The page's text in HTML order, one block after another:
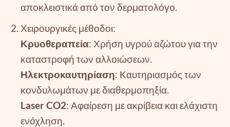
αποκλειστικά από τον δερματολόγο.
Χειρουργικές μέθοδοι:
Κρυοθεραπεία: Χρήση υγρού αζώτου για την
καταστροφή των αλλοιώσεων.
Ηλεκτροκαυτηρίαση: Καυτηριασμός των
κονδυλωμάτων με διαθερμοπηξία.
Laser CO2: Αφαίρεση με ακρίβεια και ελάχιστη
ενόχληση.